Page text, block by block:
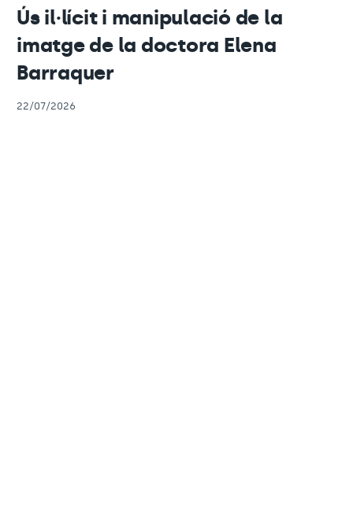
Ús il·lícit i manipulació de la
imatge de la doctora Elena
Barraquer
22/07/2026